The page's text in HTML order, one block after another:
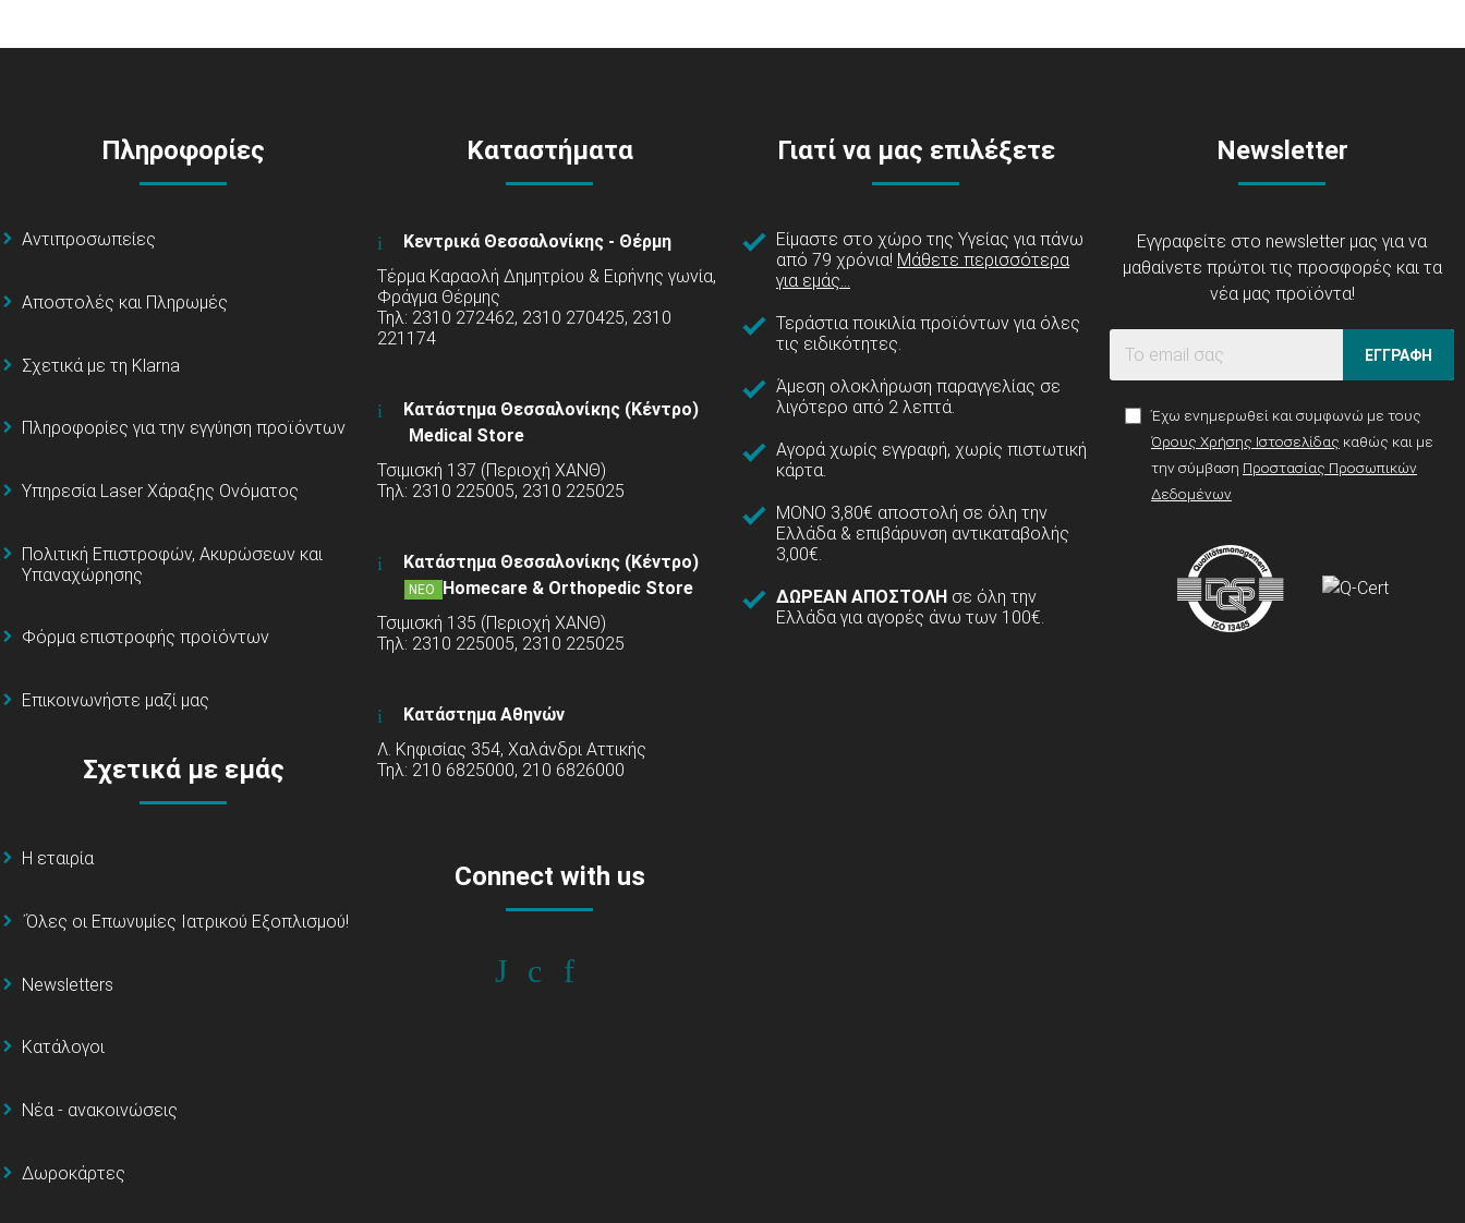
Πληροφορίες
Αντιπροσωπείες
Αποστολές και Πληρωμές
Σχετικά με τη Klarna
Πληροφορίες για την εγγύηση προϊόντων
Υπηρεσία Laser Χάραξης Ονόματος
Πολιτική Επιστροφών, Ακυρώσεων και
Υπαναχώρησης
Φόρμα επιστροφής προϊόντων
Επικοινωνήστε μαζί μας
Σχετικά με εμάς
Η εταιρία
΄Όλες οι Επωνυμίες Ιατρικού Εξοπλισμού!
Newsletters
Κατάλογοι
Νέα - ανακοινώσεις
Δωροκάρτες
Καταστήματα
Κεντρικά Θεσσαλονίκης - Θέρμη
Τέρμα Καραολή Δημητρίου & Ειρήνης γωνία,
Φράγμα Θέρμης
Τηλ: 2310 272462, 2310 270425, 2310
221174
Κατάστημα Θεσσαλονίκης (Κέντρο)
Medical Store
Τσιμισκή 137 (Περιοχή ΧΑΝΘ)
Τηλ: 2310 225005, 2310 225025
Κατάστημα Θεσσαλονίκης (Κέντρο)
ΝΕΟ
Homecare & Orthopedic Store
Τσιμισκή 135 (Περιοχή ΧΑΝΘ)
Τηλ: 2310 225005, 2310 225025
Κατάστημα Αθηνών
Λ. Κηφισίας 354, Χαλάνδρι Αττικής
Τηλ: 210 6825000, 210 6826000
Connect with us
Γιατί να μας επιλέξετε
Είμαστε στο χώρο της Υγείας για πάνω
από 79 χρόνια! Μάθετε περισσότερα
για εμάς...
Τεράστια ποικιλία προϊόντων για όλες
τις ειδικότητες.
Άμεση ολοκλήρωση παραγγελίας σε
λιγότερο από 2 λεπτά.
Αγορά χωρίς εγγραφή, χωρίς πιστωτική
κάρτα.
ΜΟΝΟ 3,80€ αποστολή σε όλη την
Ελλάδα & επιβάρυνση αντικαταβολής
3,00€.
ΔΩΡΕΑΝ ΑΠΟΣΤΟΛΗ σε όλη την
Ελλάδα για αγορές άνω των 100€.
Newsletter
Εγγραφείτε στο newsletter μας για να
μαθαίνετε πρώτοι τις προσφορές και τα
νέα μας προϊόντα!
ΕΓΓΡΑΦΗ
Έχω ενημερωθεί και συμφωνώ με τους
Όρους Χρήσης Ιστοσελίδας καθώς και με
την σύμβαση Προστασίας Προσωπικών
Δεδομένων